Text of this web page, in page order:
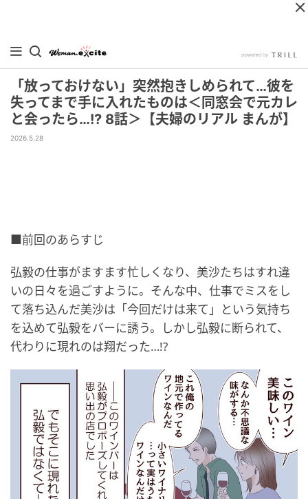
「放っておけない」突然抱きしめられて…彼を
失ってまで手に入れたものは＜同窓会で元カレ
と会ったら…!? 8話＞【夫婦のリアル まんが】
2026.5.28
■前回のあらすじ
弘毅の仕事がますます忙しくなり、美沙たちはすれ違
いの日々を過ごすように。そんな中、仕事でミスをし
て落ち込んだ美沙は「今回だけは来て」という気持ち
を込めて弘毅をバーに誘う。しかし弘毅に断られて、
代わりに現れのは翔だった…!?